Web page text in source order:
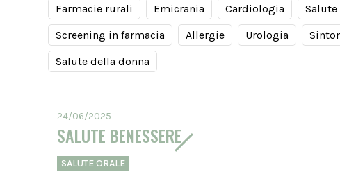
Farmacie rurali
Emicrania Cardiologia Salute
Screening in farmacia
Allergie Urologia
Salute della donna
24/06/2025
SALUTE BENESSERE
SALUTE ORALE